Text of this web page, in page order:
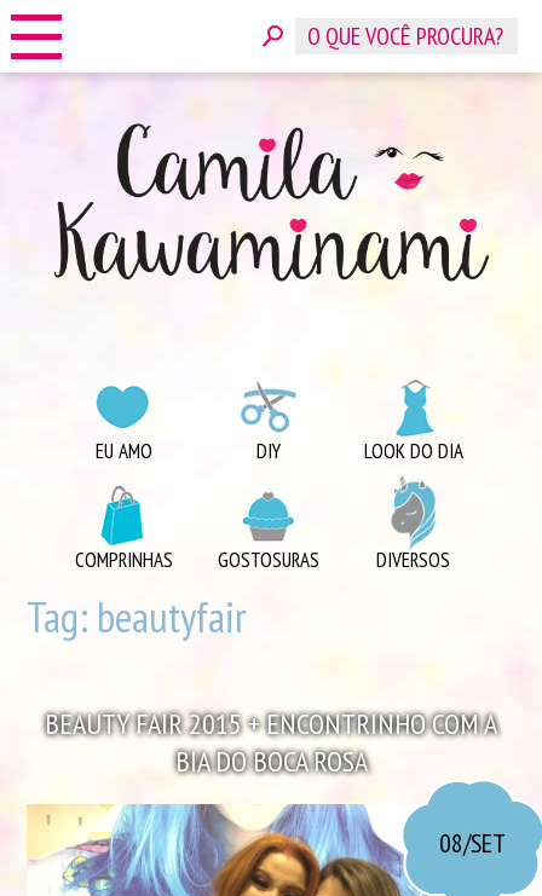
CONTATO
CATEGORIAS
COMPRINHAS
DIVERSOS
EU AMO
INSPIRAÇÕES
MORANDO JUNTOS
ORGANIZAÇÃO
EU AMO DIY LOOK DO DIA
COMPRINHAS GOSTOSURAS DIVERSOS
Tag: beautyfair
BEAUTY FAIR 2015 + ENCONTRINHO COM A
BIA DO BOCA ROSA
08/SET